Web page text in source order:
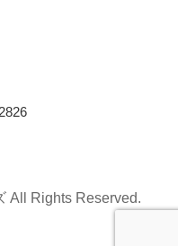
All Rights Reserved.